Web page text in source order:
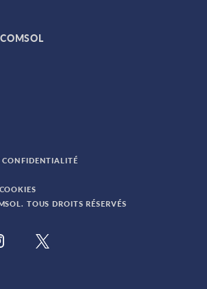
TOUS DROITS RÉSERVÉS